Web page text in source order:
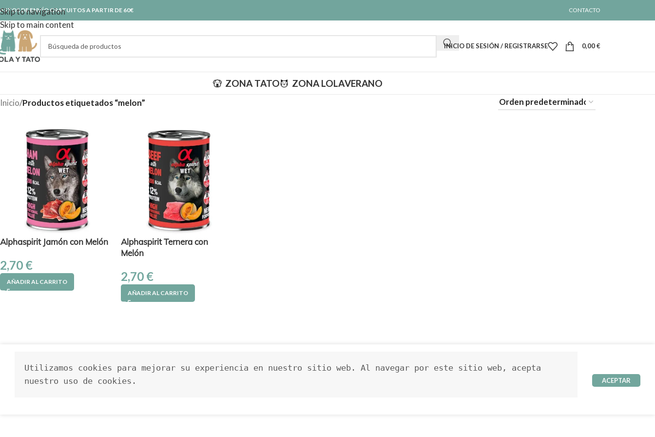
Skip to navigation
Skip to main content
DE ENVÍO GRATUITOS A PARTIR DE 60€ CONTACTO
INICIO DE SESIÓN / REGISTRARSE 0,00€
ZONA TATO ZONA LOLAVERANO
Inicio/Productos etiquetados “melon”
Alphaspirit Jamón con Melón
2,70 €
AÑADIR AL CARRITO
Alphaspirit Ternera con
Melón
2,70 €
AÑADIR AL CARRITO
Utilizamos cookies para mejorar su experiencia en nuestro sitio web. Al navegar por este sitio web, acepta
nuestro uso de cookies.
ACEPTAR